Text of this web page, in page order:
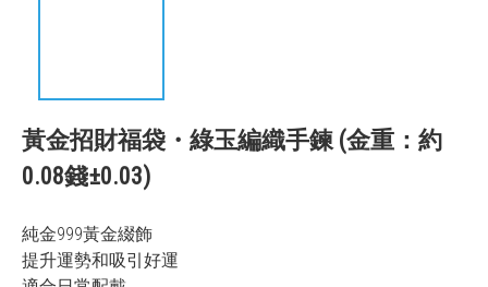
黃金招財福袋・綠玉編織手鍊 (金重：約
0.08錢±0.03)
純金999黃金綴飾
提升運勢和吸引好運